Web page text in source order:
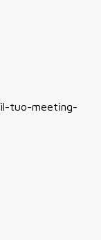
tuo-meeting-